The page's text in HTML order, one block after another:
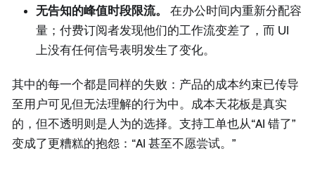
无告知的峰值时段限流。
在办公时间内重新分配容
量；付费订阅者发现他们的工作流变差了，而 UI
上没有任何信号表明发生了变化。
其中的每一个都是同样的失败：产品的成本约束已传导
至用户可见但无法理解的行为中。成本天花板是真实
的，但不透明则是人为的选择。支持工单也从“AI 错了”
变成了更糟糕的抱怨：“AI 甚至不愿尝试。”